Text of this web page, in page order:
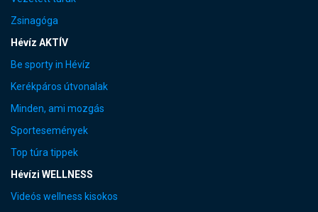
Zsinagóga
Hévíz AKTÍV
Be sporty in Hévíz
Kerékpáros útvonalak
Minden, ami mozgás
Sportesemények
Top túra tippek
Hévízi WELLNESS
Videós wellness kisokos